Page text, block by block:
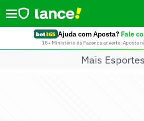
Ajuda com Aposta? Fale
18+ Ministério da Fazenda adverte: Aposta
Mais Esportes